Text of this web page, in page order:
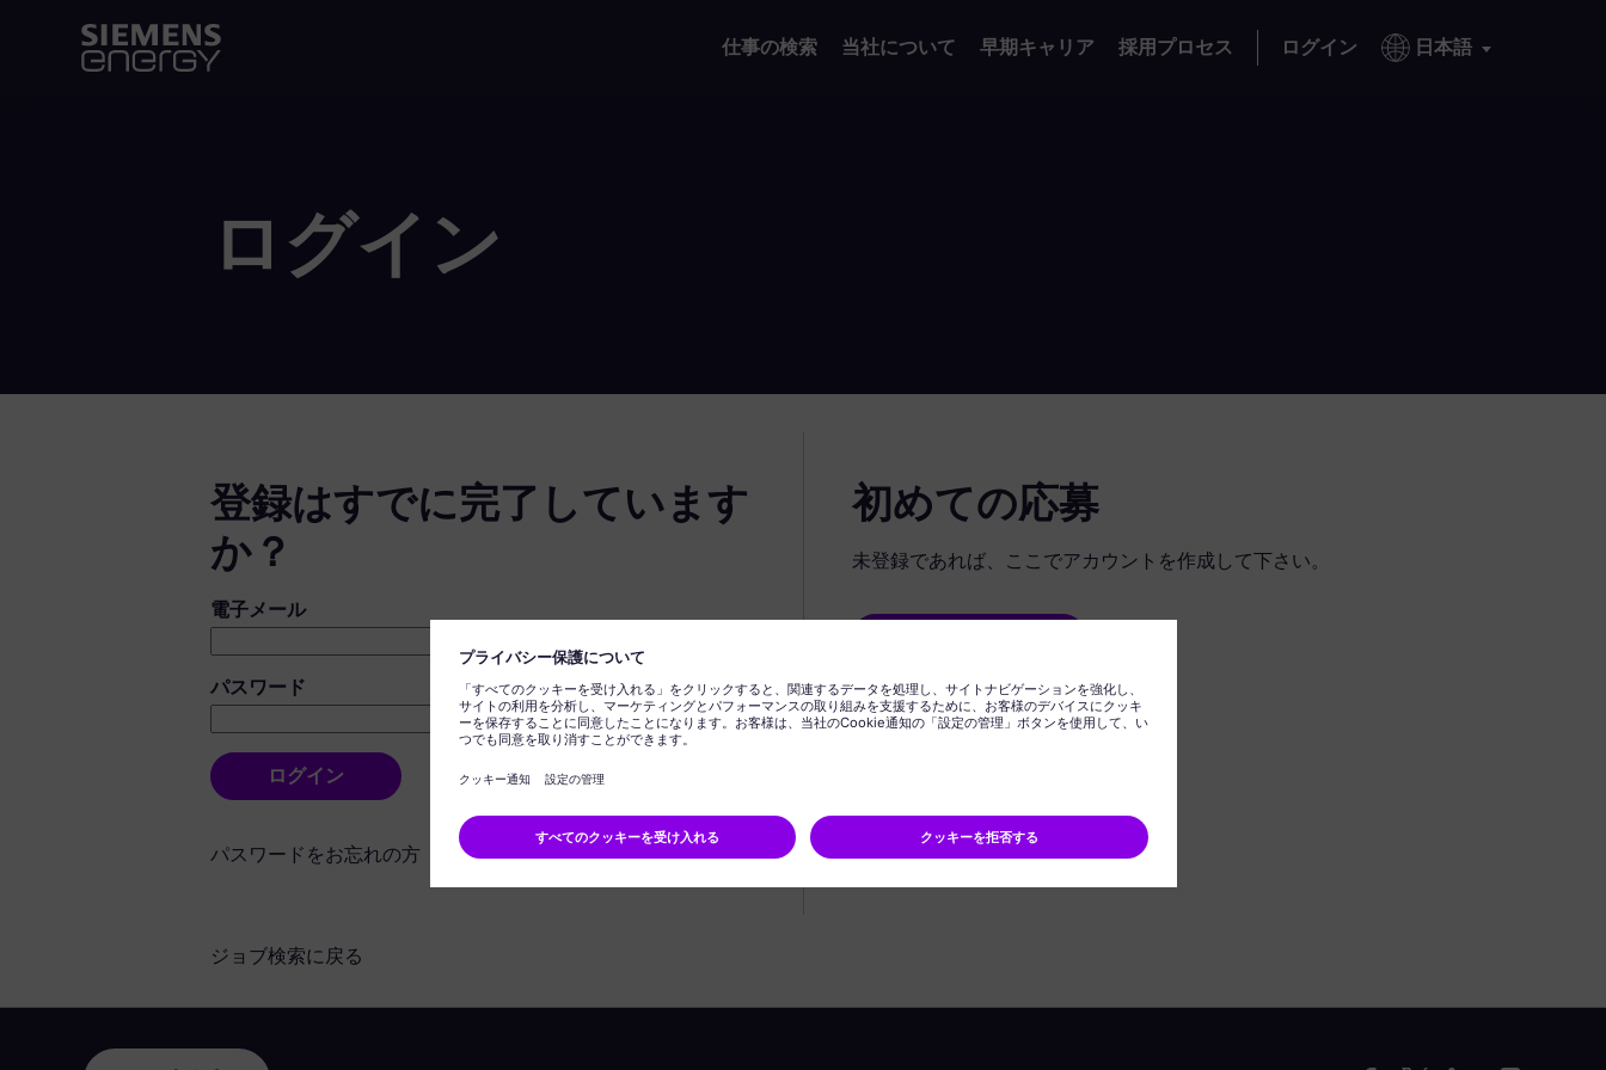
仕事の検索 当社について 早期キャリア 採用プロセス ログイン 日本語
ログイン
登録はすでに完了しています
か？
ログイン：ユーザーとパスワード
電子メール
パスワード
ログイン
パスワードをお忘れの方
初めての応募
未登録であれば、ここでアカウントを作成して下さい。
ジョブ検索に戻る